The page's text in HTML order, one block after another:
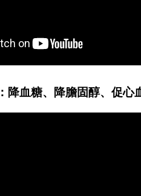
降血糖、降膽固醇、促心